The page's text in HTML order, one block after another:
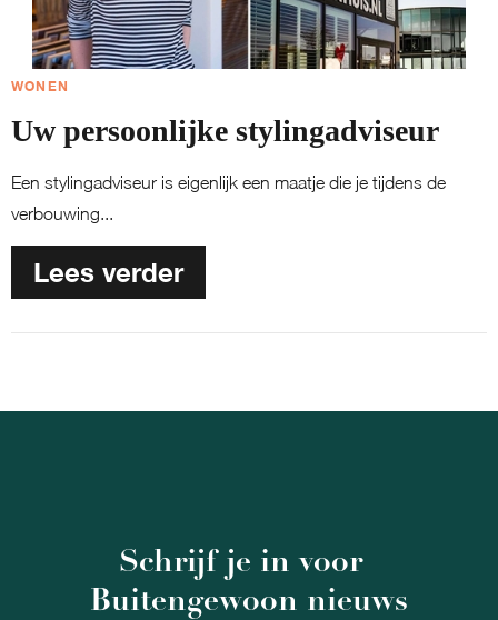
WONEN
Uw persoonlijke stylingadviseur
Een stylingadviseur is eigenlijk een maatje die je tijdens de
verbouwing...
Lees verder
Schrijf je in voor
Buitengewoon nieuws